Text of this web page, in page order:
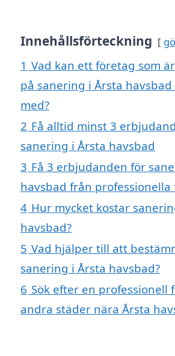
Innehållsförteckning
1 Vad kan ett företag som
på sanering i Årsta
med?
2 Få alltid minst 3
sanering i Årsta havsbad
3 Få 3 erbjudanden för
havsbad från professionella
4 Hur mycket kostar
havsbad?
5 Vad hjälper till att
sanering i Årsta havsbad?
6 Sök efter en professionell
andra städer nära Årsta